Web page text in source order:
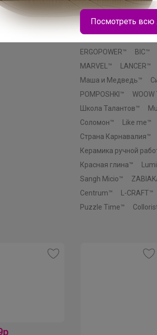
Добропаровъ™
Крошка Я™
ERGOPOWER™
BIC™
MARVEL™
LANCER™
Маша и Медведь™
POMPOSHKI™
WOOW
Школа Талантов™
Соломон™
Like me™
Страна Карнавалия™
Керамика ручной
Красная глина™
Sangh Micio™
Centrum™
L-CRAFT™
Puzzle Time™
цены на BROSTEM
Посмотреть всю